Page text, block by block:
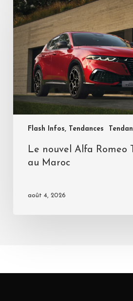
Flash Infos, Tendances
Le nouvel Alfa Romeo
au Maroc
août 4, 2026